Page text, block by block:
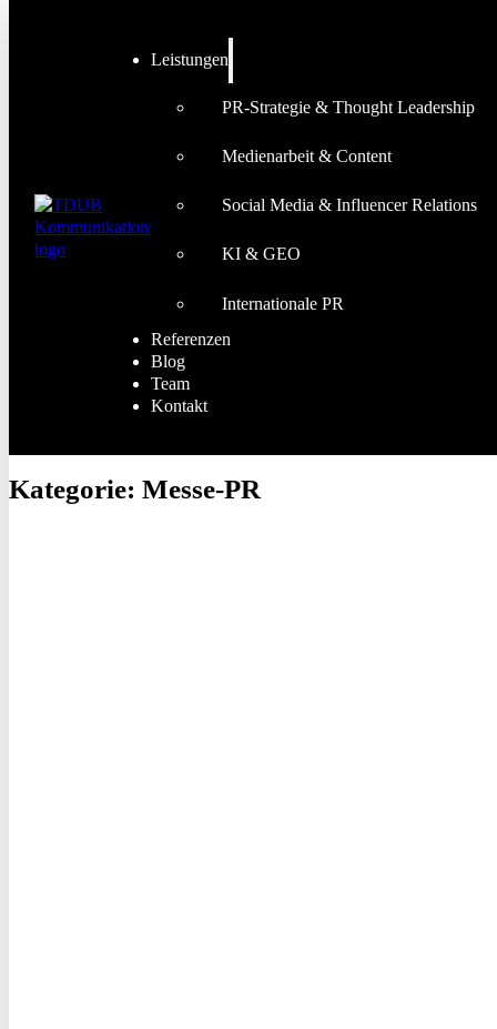
Leistungen
PR-Strategie & Thought Leadership
Medienarbeit & Content
Social Media & Influencer Relations
KI & GEO
Internationale PR
Referenzen
Blog
Team
Kontakt
Kategorie: Messe-PR